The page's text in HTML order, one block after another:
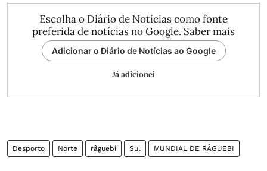
Escolha o Diário de Notícias como fonte
preferida de notícias no Google. Saber mais
Adicionar o Diário de Notícias ao Google
Já adicionei
Desporto Norte râguebi Sul MUNDIAL DE RÂGUEBI